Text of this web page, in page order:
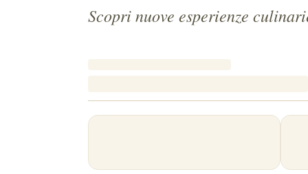
Scopri nuove esperienze